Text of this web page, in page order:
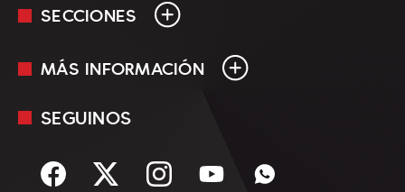
SECCIONES
En Vivo
Sociedad
MÁS INFORMACIÓN
Mediakit
Términos y condiciones
SEGUINOS